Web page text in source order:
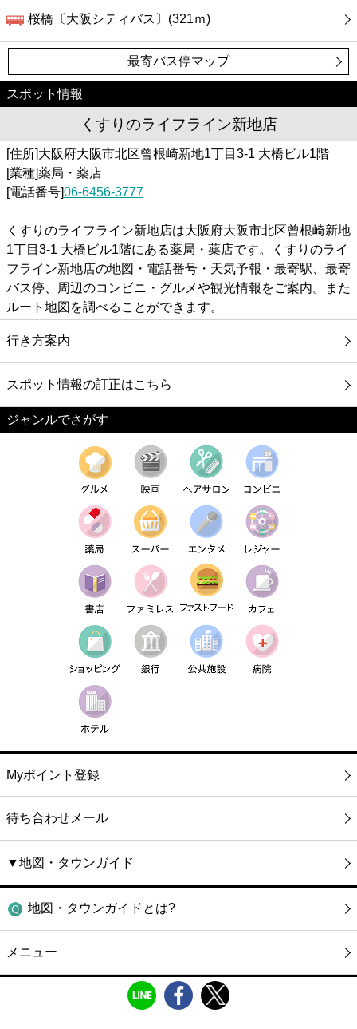
桜橋〔大阪シティバス〕(321ｍ)
最寄バス停マップ
スポット情報
くすりのライフライン新地店
[住所]大阪府大阪市北区曾根崎新地1丁目3-1 大橋ビル1階
[業種]薬局・薬店
[電話番号]06-6456-3777
くすりのライフライン新地店は大阪府大阪市北区曾根崎新地
1丁目3-1 大橋ビル1階にある薬局・薬店です。くすりのライ
フライン新地店の地図・電話番号・天気予報・最寄駅、最寄
バス停、周辺のコンビニ・グルメや観光情報をご案内。また
ルート地図を調べることができます。
行き方案内
スポット情報の訂正はこちら
ジャンルでさがす
Myポイント登録
待ち合わせメール
▼地図・タウンガイド
地図・タウンガイドとは?
メニュー